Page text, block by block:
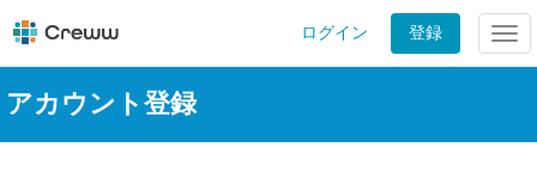
ログイン 登録
アカウント登録